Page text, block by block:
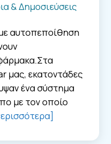
& Δημοσιεύσεις
αυτοπεποίθηση
μας, εκατοντάδες
ένα σύστημα
με τον οποίο